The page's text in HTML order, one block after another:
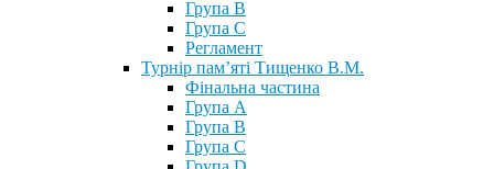
Група В
Група С
Регламент
Турнір пам’яті Тищенко В.М.
Фінальна частина
Група А
Група В
Група С